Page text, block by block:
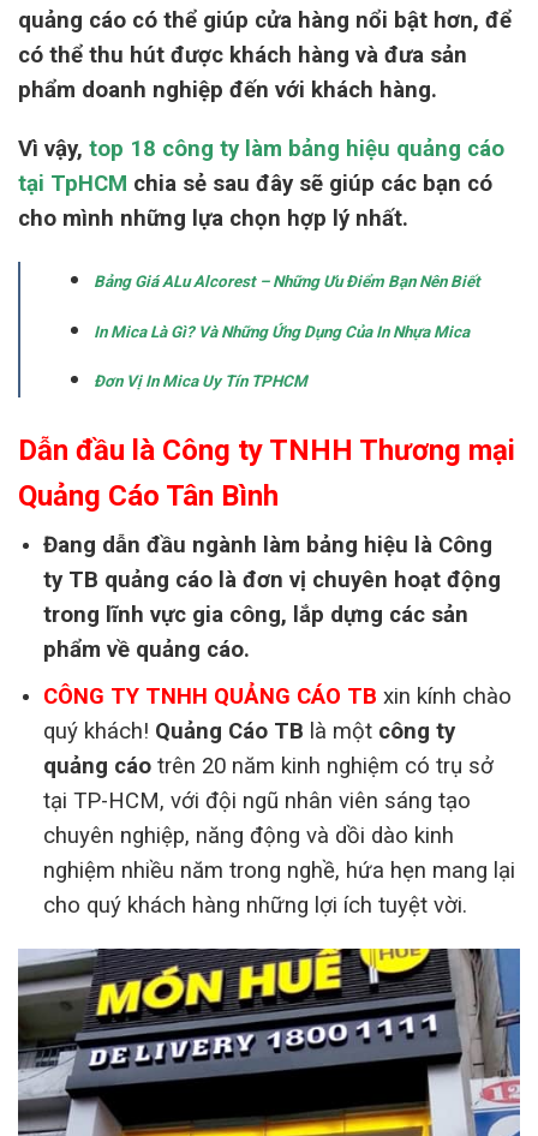
quảng cáo có thể giúp cửa hàng nổi bật hơn, để
có thể thu hút được khách hàng và đưa sản
phẩm doanh nghiệp đến với khách hàng.
Vì vậy, top 18 công ty làm bảng hiệu quảng cáo
tại TpHCM chia sẻ sau đây sẽ giúp các bạn có
cho mình những lựa chọn hợp lý nhất.
Bảng Giá ALu Alcorest – Những Ưu Điểm Bạn Nên Biết
In Mica Là Gì? Và Những Ứng Dụng Của In Nhựa Mica
Đơn Vị In Mica Uy Tín TPHCM
Dẫn đầu là Công ty TNHH Thương mại
Quảng Cáo Tân Bình
Đang dẫn đầu ngành làm bảng hiệu là Công
ty TB quảng cáo là đơn vị chuyên hoạt động
trong lĩnh vực giacông, lắp dựng các sản
phẩm về quảng cáo.
CÔNG TY TNHH QUẢNG CÁO TB xin kính chào
quý khách! Quảng Cáo TB là một công ty
quảng cáotrên 20 năm kinh nghiệm có trụ sở
tại TP-HCM, với đội ngũ nhân viên sáng tạo
chuyên nghiệp, năng động và dồi dào kinh
nghiệm nhiều năm trong nghề, hứa hẹn mang lại
cho quý khách hàng những lợi ích tuyệt vời.